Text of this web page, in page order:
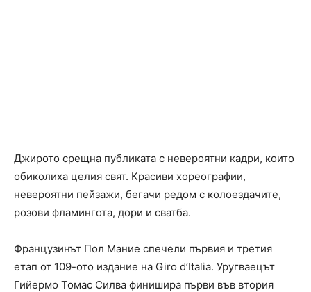
Джирото срещна публиката с невероятни кадри, които
обиколиха целия свят. Красиви хореографии,
невероятни пейзажи, бегачи редом с колоездачите,
розови фламингота, дори и сватба.
Французинът Пол Мание спечели първия и третия
етап от 109-ото издание на Giro d’Italia. Уругваецът
Гийермо Томас Силва финишира първи във втория